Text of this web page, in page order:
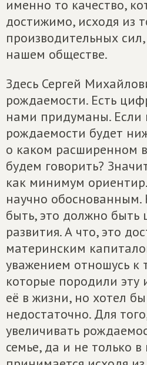
именно то качество,
достижимо, исходя из
производительных
нашем обществе.
Здесь Сергей
рождаемости. Есть
нами придуманы.
рождаемости будет
о каком расширенном
будем говорить?
как минимум
научно обоснованным.
быть, это должно быть
развития. А что, это
материнским
уважением отношусь к
которые породили эту
её в жизни, но хотел бы
недостаточно. Для
увеличивать
семье, да и не только